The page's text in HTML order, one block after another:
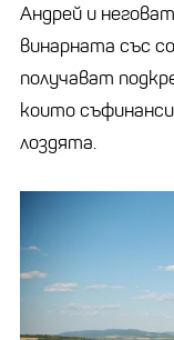
Андрей и
винарната със
получават
които
лоздята.